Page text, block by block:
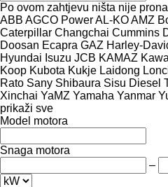
Po ovom zahtjevu ništa nije
ABB AGCO PowerAL-KOAMZ
Caterpillar Changchai Cummins
Doosan Ecapra GAZ Harley-
Hyundai Isuzu JCB KAMAZ
Koop Kubota Kukje Laidong
Rato Sany Shibaura Sisu Diesel
Xinchai YaMZ Yamaha Yanmar
prikaži sve
Model motora
Snaga motora
–